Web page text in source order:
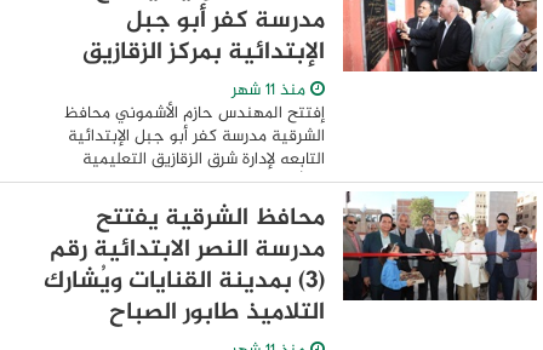
مدرسة كفر أبو جبل
الإبتدائية بمركز الزقازيق
منذ 11 شهر
إفتتح المهندس حازم الأشموني محافظ
الشرقية مدرسة كفر أبو جبل الإبتدائية
التابعه لإدارة شرق الزقازيق التعليمية
والمُقامة علي مساحة 317م ومكونه من 3
مليون و 298 ألف ...
محافظ الشرقية يفتتح
مدرسة النصر الابتدائية رقم
(3) بمدينة القنايات ويُشارك
التلاميذ طابور الصباح